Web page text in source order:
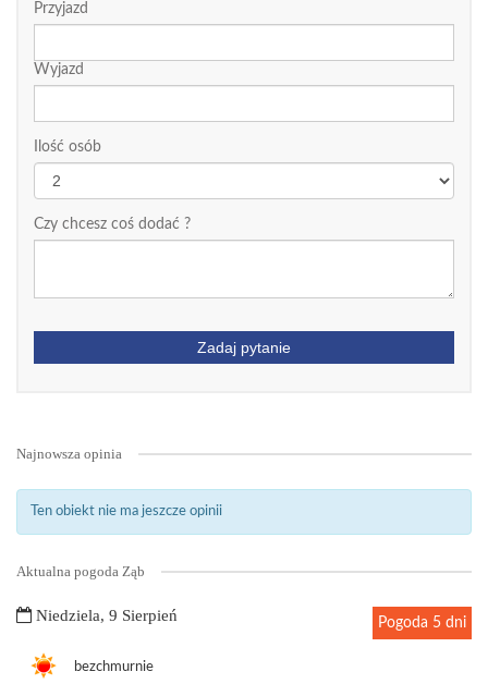
Przyjazd
Wyjazd
Ilość osób
Czy chcesz coś dodać ?
Zadaj pytanie
Najnowsza opinia
Ten obiekt nie ma jeszcze opinii
Aktualna pogoda Ząb
Niedziela, 9 Sierpień Pogoda 5 dni
bezchmurnie